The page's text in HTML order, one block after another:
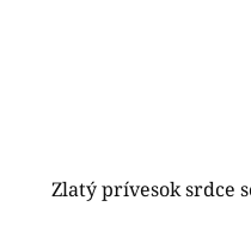
Zlatý prívesok srdce